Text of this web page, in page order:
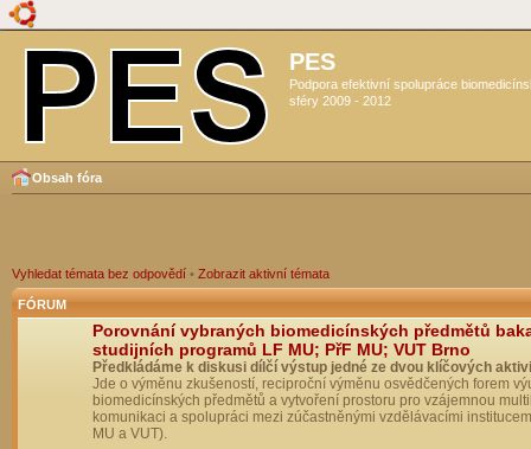
PES
Podpora efektivní spolupráce
sféry 2009 - 2012
Obsah fóra
Vyhledat témata bez odpovědí • Zobrazit aktivní témata
FÓRUM
Porovnání vybraných biomedicínských předmětů
studijních programů LF MU; PřF MU; VUT Brno
Předkládáme k diskusi dílčí výstup jedné ze dvou klíčových
Jde o výměnu zkušeností, reciproční výměnu osvědčených forem
biomedicínských předmětů a vytvoření prostoru pro vzájemnou
komunikaci a spolupráci mezi zúčastněnými vzdělávacími
MU a VUT).